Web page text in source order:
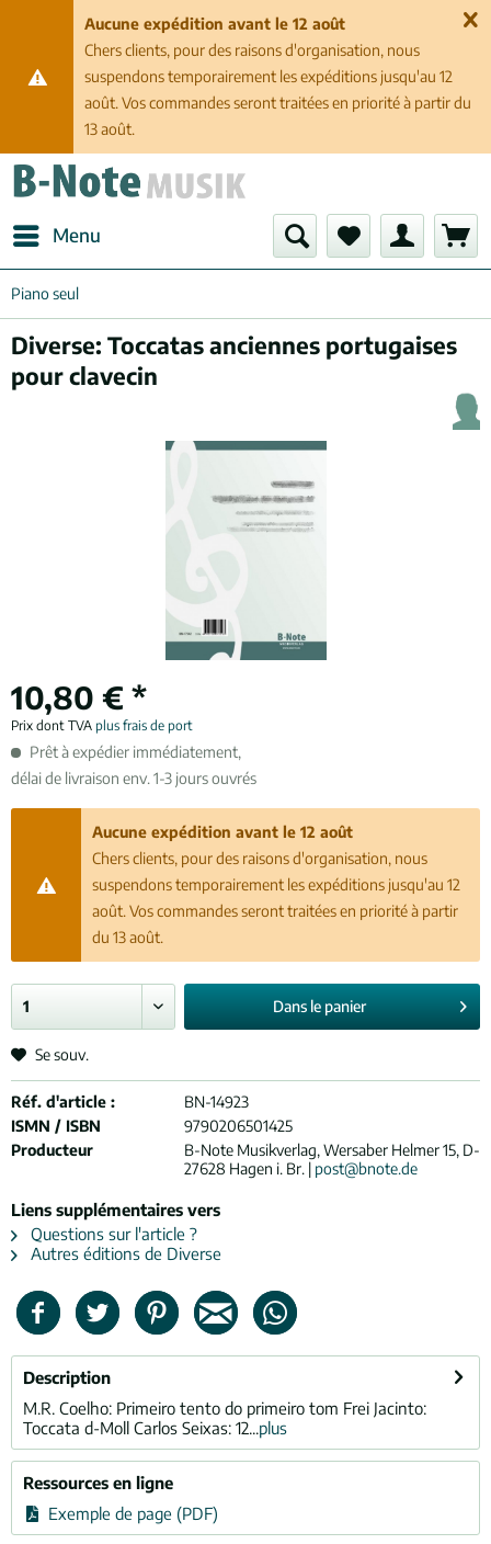
Aucune expédition avant le 12 août
Chers clients, pour des raisons d'organisation, nous
suspendons temporairement les expéditions jusqu'au 12
août. Vos commandes seront traitées en priorité à partir du
13 août.
Menu
Piano seul
Diverse: Toccatas anciennes portugaises
pour clavecin
10,80 € *
Prix dont TVA plus frais de port
Prêt à expédier immédiatement,
délai de livraison env. 1-3 jours ouvrés
Aucune expédition avant le 12 août
Chers clients, pour des raisons d'organisation, nous
suspendons temporairement les expéditions jusqu'au 12
août. Vos commandes seront traitées en priorité à partir
du 13 août.
Dans le panier
Se souv.
Réf. d'article :
BN-14923
ISMN / ISBN
9790206501425
Producteur
B-Note Musikverlag, Wersaber Helmer 15, D-
27628 Hagen i. Br. | post@bnote.de
Liens supplémentaires vers
Questions sur l'article ?
Autres éditions de Diverse
Description
M.R. Coelho: Primeiro tento do primeiro tom Frei Jacinto:
Toccata d-Moll Carlos Seixas: 12...plus
Ressources en ligne
Exemple de page (PDF)